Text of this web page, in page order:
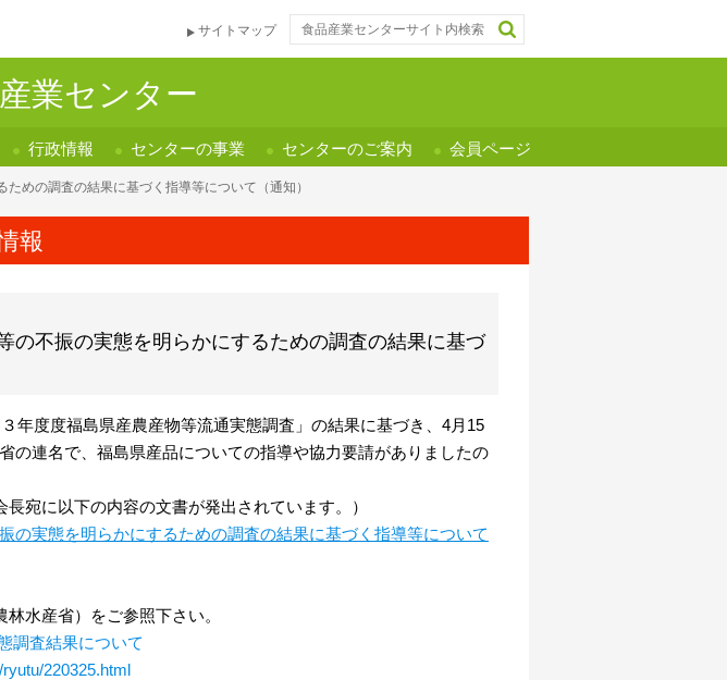
サイトマップ
業センター
行政情報 センターの事業 センターのご案内 会員ページ
めの調査の結果に基づく指導等について（通知）
報
の不振の実態を明らかにするための調査の結果に基づ
年度度福島県産農産物等流通実態調査」の結果に基づき、4月15
の連名で、福島県産品についての指導や協力要請がありましたの
長宛に以下の内容の文書が発出されています。）
の実態を明らかにするための調査の結果に基づく指導等について
水産省）をご参照下さい。
調査結果について
220325.html